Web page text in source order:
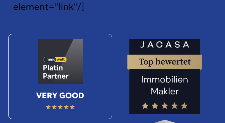
element="link"/]
VERY GOOD
★★★★★